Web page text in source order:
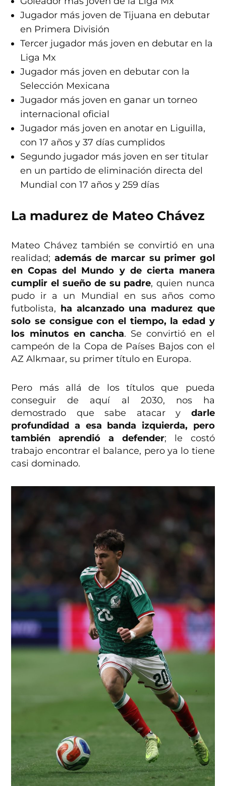
Jugador más joven de Tijuana en debutar
en Primera División
Tercer jugador más joven en debutar en la
Liga Mx
Jugador más joven en debutar con la
Selección Mexicana
Jugador más joven en ganar un torneo
internacional oficial
Jugador más joven en anotar en Liguilla,
con 17 años y 37 días cumplidos
Segundo jugador más joven en ser titular
en un partido de eliminación directa del
Mundial con 17 años y 259 días
La madurez de Mateo Chávez
Mateo Chávez también se convirtió en una
realidad; además de marcar su primer gol
en Copas del Mundo y de cierta manera
cumplir el sueño de su padre, quien nunca
pudo ir a un Mundial en sus años como
futbolista, ha alcanzado una madurez que
solo se consigue con el tiempo, la edad y
los minutos en cancha. Se convirtió en el
campeón de la Copa de Países Bajos con el
AZ Alkmaar, su primer título en Europa.
Pero más allá de los títulos que pueda
conseguir de aquí al 2030, nos ha
demostrado que sabe atacar y darle
profundidad a esa banda izquierda, pero
también aprendió a defender; le costó
trabajo encontrar el balance, pero ya lo tiene
casi dominado.